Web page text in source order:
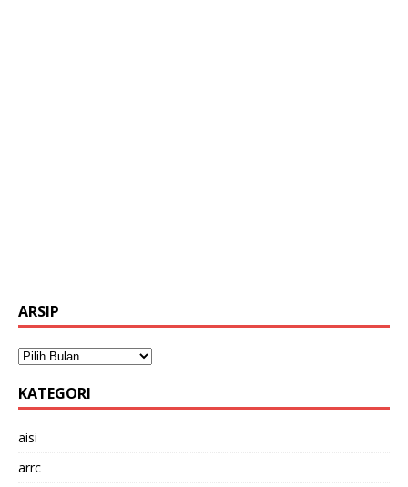
ARSIP
KATEGORI
aisi
arrc